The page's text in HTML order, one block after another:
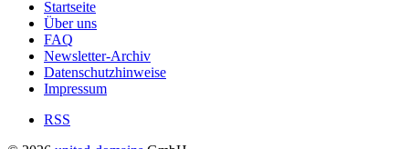
Startseite
Über uns
FAQ
Newsletter-Archiv
Datenschutzhinweise
Impressum
RSS